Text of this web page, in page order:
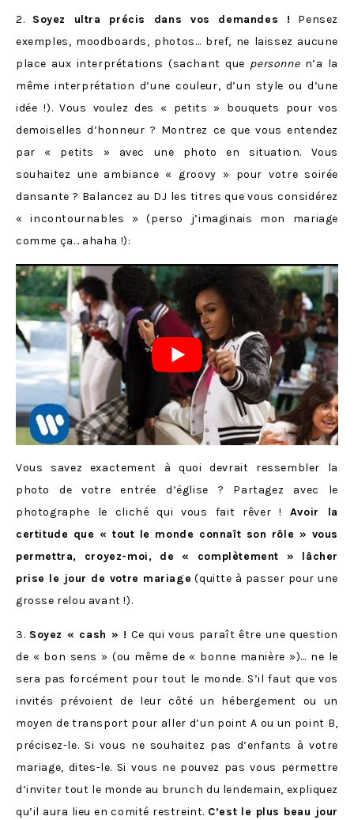
2. Soyez ultra précis dans vos demandes ! Pensez
exemples, moodboards, photos… bref, ne laissez aucune
place aux interprétations (sachant que personnen’a la
même interprétation d’une couleur, d’un style ou d’une
idée !). Vous voulez des « petits » bouquets pour vos
demoiselles d’honneur ? Montrez ce que vous entendez
par « petits » avec une photo en situation. Vous
souhaitez une ambiance « groovy » pour votre soirée
dansante ? Balancez au DJ les titres que vous considérez
« incontournables » (perso j’imaginais mon mariage
comme ça… ahaha !):
Vous savez exactement à quoi devrait ressembler la
photo de votre entrée d’église ? Partagez avec le
photographe le cliché qui vous fait rêver ! Avoir la
certitude que « tout le monde connaît son rôle » vous
permettra, croyez-moi, de « complètement » lâcher
prise le jour de votre mariage (quitte à passer pour une
grosse relou avant !).
3. Soyez « cash » ! Ce qui vous paraît être une question
de « bon sens » (ou même de « bonne manière »)… ne le
sera pas forcément pour tout le monde. S’il faut que vos
invités prévoient de leur côté un hébergement ou un
moyen de transport pour aller d’un point A ou un point B,
précisez-le. Si vous ne souhaitez pas d’enfants à votre
mariage, dites-le. Si vous ne pouvez pas vous permettre
d’inviter tout le monde au brunch du lendemain, expliquez
qu’il aura lieu en comité restreint. C’est le plus beau jour